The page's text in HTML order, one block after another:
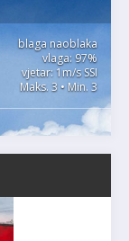
blaga naoblaka
vlaga: 97%
vjetar: 1m/s SSI
Maks. 3 • Min. 3